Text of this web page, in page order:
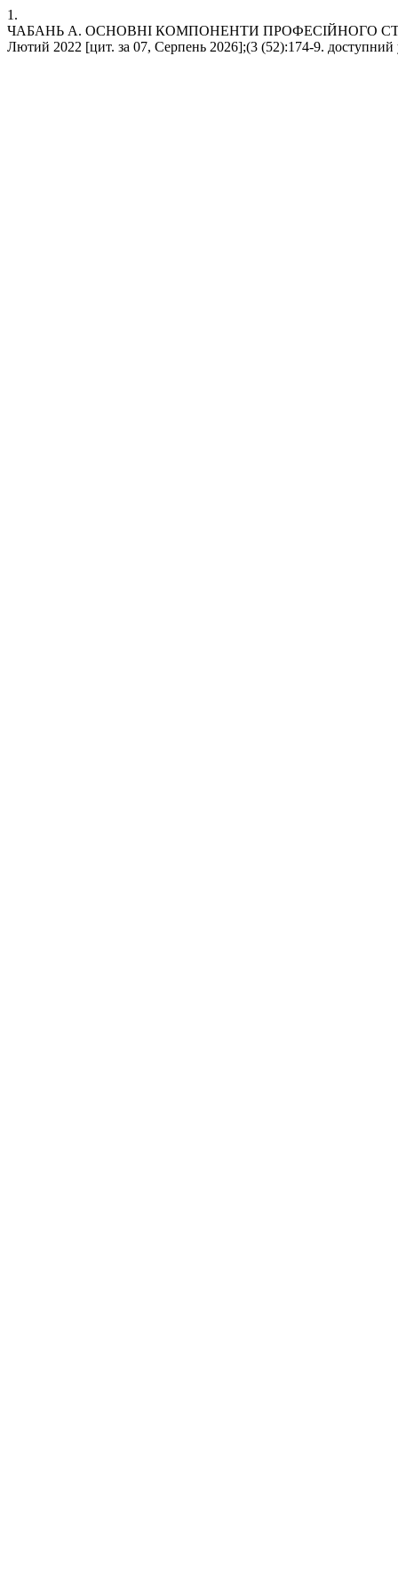
1.
ЧАБАНЬ А. ОСНОВНІ КОМПОНЕНТИ ПРОФЕСІЙНОГО
Лютий 2022 [цит. за 07, Серпень 2026];(3 (52):174-9.